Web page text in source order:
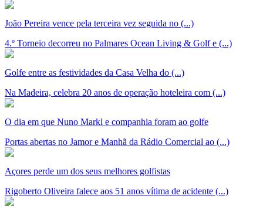
João Pereira vence pela terceira vez seguida no (...)
4.º Torneio decorreu no Palmares Ocean Living & Golf e (...)
Golfe entre as festividades da Casa Velha do (...)
Na Madeira, celebra 20 anos de operação hoteleira com (...)
O dia em que Nuno Markl e companhia foram ao golfe
Portas abertas no Jamor e Manhã da Rádio Comercial ao (...)
Açores perde um dos seus melhores golfistas
Rigoberto Oliveira falece aos 51 anos vítima de acidente (...)